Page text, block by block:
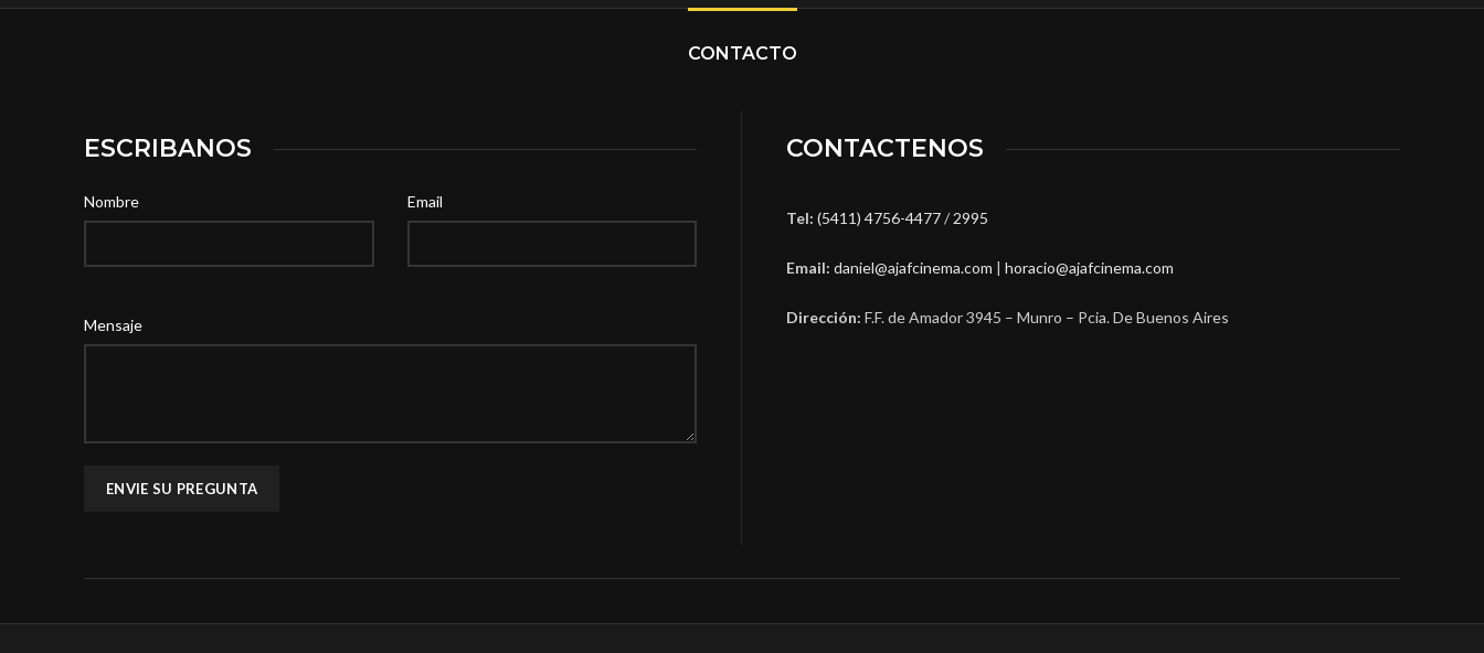
CONTACTO
ESCRIBANOS
Nombre Email
Mensaje
CONTACTENOS
Tel: (5411) 4756-4477/ 2995
Email: daniel@ajafcinema.com | horacio@ajafcinema.com
Dirección: F.F. de Amador 3945 – Munro – Pcia. De Buenos Aires